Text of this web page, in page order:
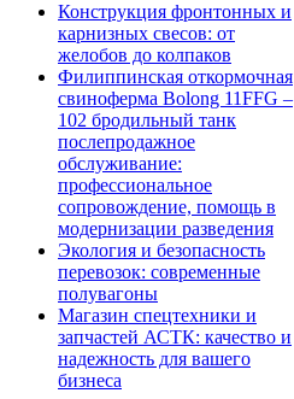
Конструкция фронтонных и
карнизных свесов: от
желобов до колпаков
Филиппинская откормочная
свиноферма Bolong 11FFG –
102 бродильный танк
послепродажное
обслуживание:
профессиональное
сопровождение, помощь в
модернизации разведения
Экология и безопасность
перевозок: современные
полувагоны
Магазин спецтехники и
запчастей АСТК: качество и
надежность для вашего
бизнеса